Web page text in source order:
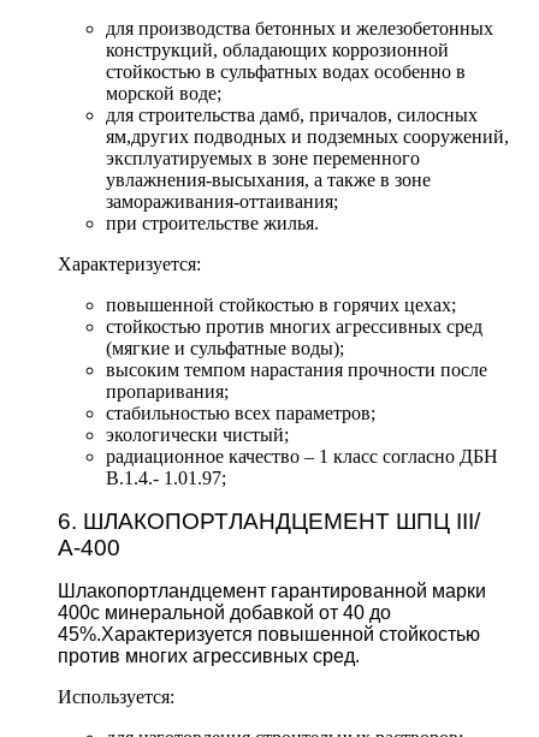
для производства бетонных и железобетонных
конструкций, обладающих коррозионной
стойкостью в сульфатных водах особенно в
морской воде;
для строительства дамб, причалов, силосных
ям,других подводных и подземных сооружений,
эксплуатируемых в зоне переменного
увлажнения-высыхания, а также в зоне
замораживания-оттаивания;
при строительстве жилья.
Характеризуется:
повышенной стойкостью в горячих цехах;
стойкостью против многих агрессивных сред
(мягкие и сульфатные воды);
высоким темпом нарастания прочности после
пропаривания;
стабильностью всех параметров;
экологически чистый;
радиационное качество – 1 класс согласно ДБН
В.1.4.- 1.01.97;
6. ШЛАКОПОРТЛАНДЦЕМЕНТ ШПЦ III/
А-400
Шлакопортландцемент гарантированной марки
400с минеральной добавкой от 40 до
45%.Характеризуется повышенной стойкостью
против многих агрессивных сред.
Используется: